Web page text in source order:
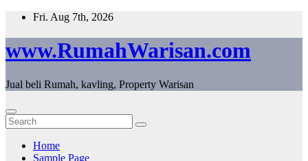
Skip
content
Fri. Aug 7th, 2026
www.RumahWarisan.com
Jual beli Rumah, kavling, Property Warisan
Home
Sample Page